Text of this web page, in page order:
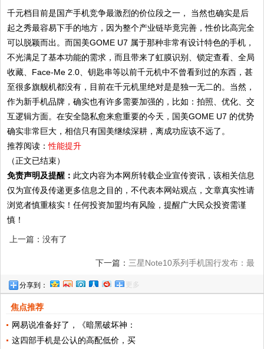
千元档目前是国产手机竞争最激烈的价位段之一， 当然也确实是后
起之秀最容易下手的地方，因为整个产业链毕竟完善，性价比高完全
可以脱颖而出。而国美GOME U7 属于那种非常有设计特色的手机，
不光满足了基本功能的需求，而且带来了虹膜识别、锁定查看、全局
收藏、Face-Me 2.0、钥匙串等以前千元机中不曾看到过的东西，甚
至很多旗舰机都没有，目前在千元机里绝对是是独一无二的。当然，
作为新手机品牌，确实也有许多需要加强的，比如：拍照、优化、交
互逻辑方面。在安全隐私愈来愈重要的今天，国美GOME U7 的优势
确实非常巨大，相信只有国美继续深耕，离成功应该不远了。
推荐阅读：性能提升
（正文已结束）
免责声明及提醒： 此文内容为本网所转载企业宣传资讯，该相关信息
仅为宣传及传递更多信息之目的，不代表本网站观点，文章真实性请
浏览者慎重核实！任何投资加盟均有风险，提醒广大民众投资需谨
慎！
上一篇：没有了
下一篇： 三星Note10系列手机国行发布：最
分享到： 更多
焦点推荐
网易说准备好了，《暗黑破坏神：
这四部手机是公认的高配低价，买